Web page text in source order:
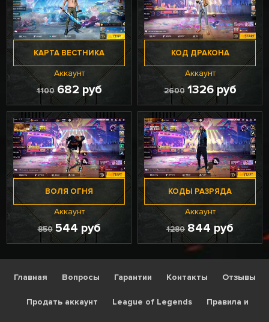
КАРТА ВЕСТНИКА
Аккаунт
1100 682 руб
КОД ДРАКОНА
Аккаунт
2600 1326 руб
ВОЛЯ ОГНЯ
Аккаунт
850 544 руб
КОДЫ РАЗРЯДА
Аккаунт
1280 844 руб
Главная Вопросы Гарантии Контакты Отзывы
Продать аккаунт League of Legends Правила и